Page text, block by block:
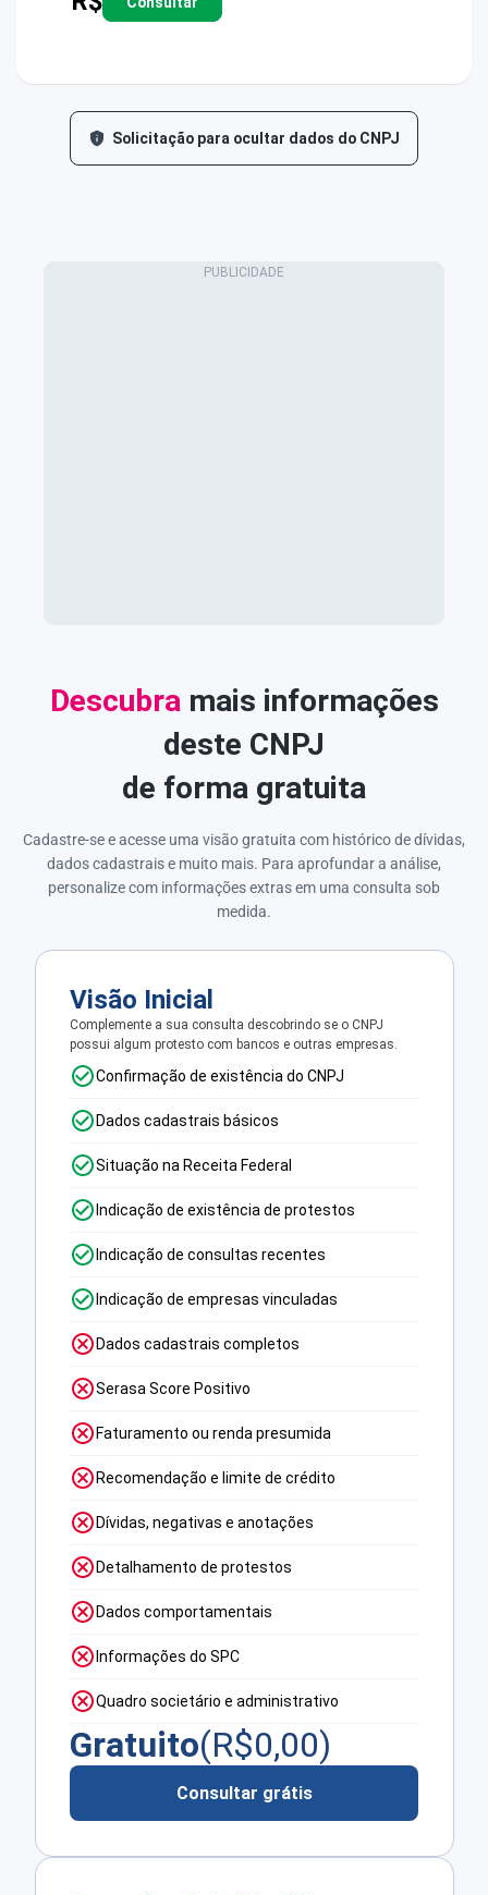
Solicitação para ocultar dados do CNPJ
Descubra mais informações
deste CNPJ
de forma gratuita
Cadastre-se e acesse uma visão gratuita com histórico de dívidas,
dados cadastrais e muito mais. Para aprofundar a análise,
personalize com informações extras em uma consulta sob
medida.
Visão Inicial
Complemente a sua consulta descobrindo se o CNPJ
possui algum protesto com bancos e outras empresas.
Confirmação de existência do CNPJ
Dados cadastrais básicos
Situação na Receita Federal
Indicação de existência de protestos
Indicação de consultas recentes
Indicação de empresas vinculadas
Dados cadastrais completos
Serasa Score Positivo
Faturamento ou renda presumida
Recomendação e limite de crédito
Dívidas, negativas e anotações
Detalhamento de protestos
Dados comportamentais
Informações do SPC
Quadro societário e administrativo
Gratuito(R$0,00)
Consultar grátis